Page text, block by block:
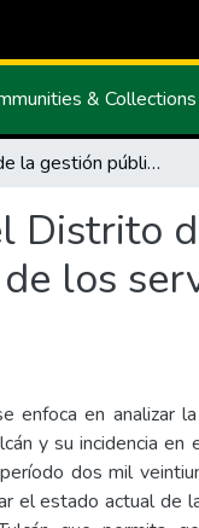
& Collections
Análisis de la gestión pública en el Distrito de Educación Huaca-Tulcán y su incidencia en el valor público de los servicios en la ciudad de Tulcán período dos mil veintiuno
los
enfoca en analizar
y su incidencia
dos mil
el estado actual de